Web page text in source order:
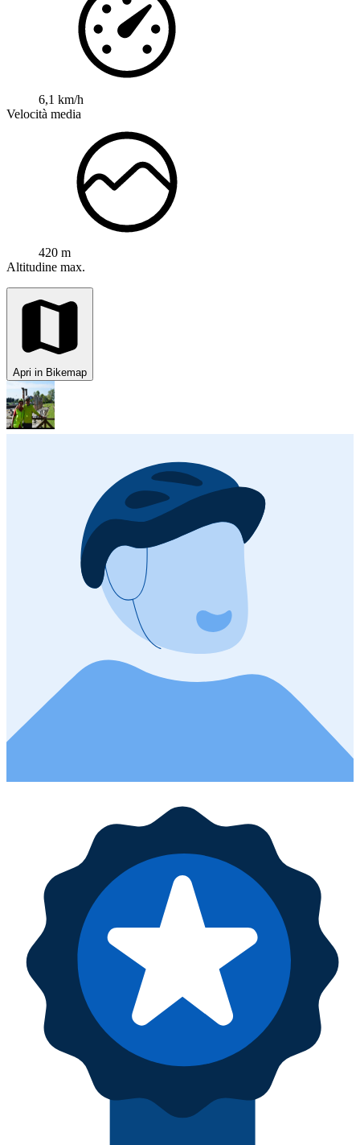
6,1 km/h
Velocità media
420 m
Altitudine max.
Apri in Bikemap